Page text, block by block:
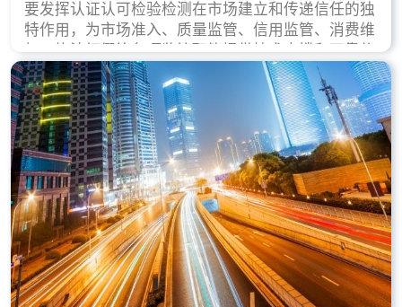
要发挥认证认可检验检测在市场建立和传递信任的独
特作用，为市场准入、质量监管、信用监管、消费维
权、执法打假等各项监管职能提供技术支撑和可靠依
据。